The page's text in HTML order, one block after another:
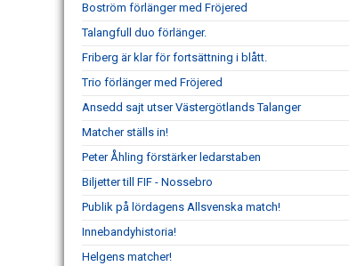
Boström förlänger med Fröjered
Talangfull duo förlänger.
Friberg är klar för fortsättning i blått.
Trio förlänger med Fröjered
Ansedd sajt utser Västergötlands Talanger
Matcher ställs in!
Peter Åhling förstärker ledarstaben
Biljetter till FIF - Nossebro
Publik på lördagens Allsvenska match!
Innebandyhistoria!
Helgens matcher!